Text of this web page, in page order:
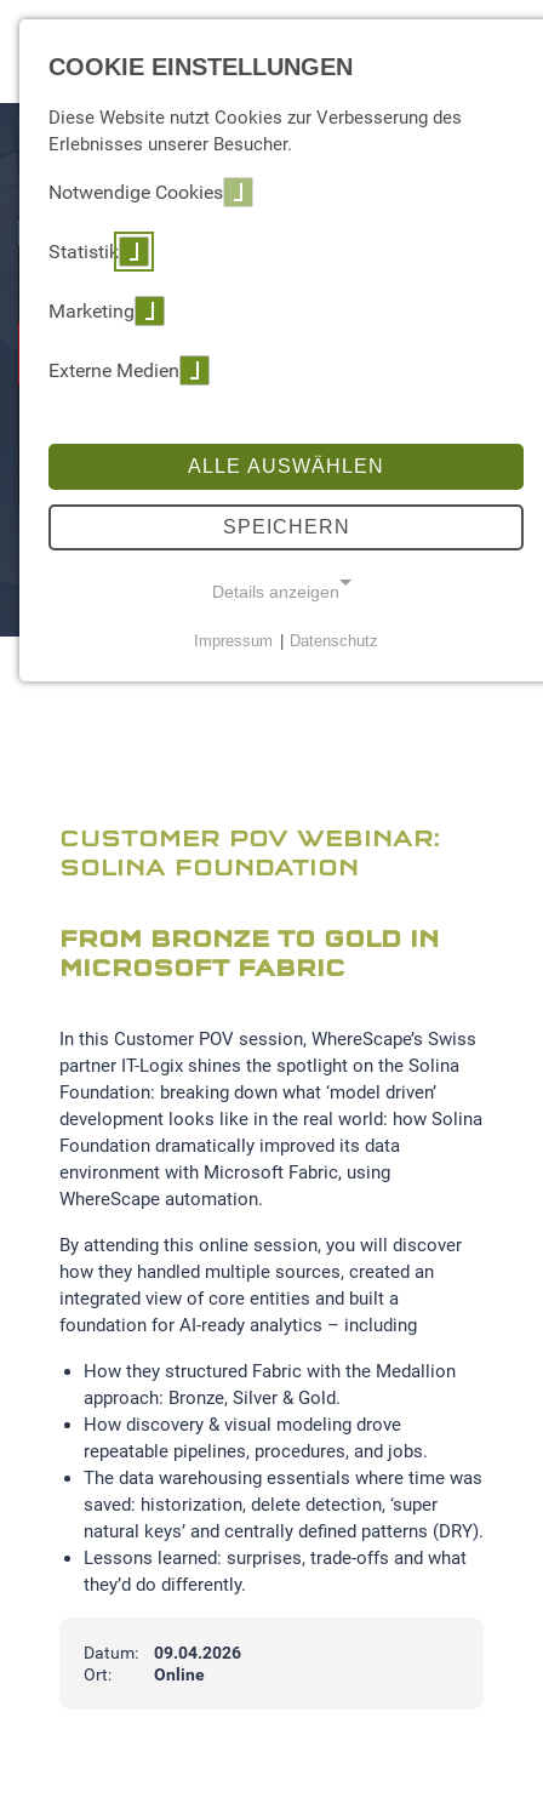
CUSTOMER POV WEBINAR:
SOLINA FOUNDATION
FROM BRONZE TO GOLD IN
MICROSOFT FABRIC
In this Customer POV session, WhereScape’s Swiss
partner IT-Logix shines the spotlight on the Solina
Foundation: breaking down what ‘model driven’
development looks like in the real world: how Solina
Foundation dramatically improved its data
environment with Microsoft Fabric, using
WhereScape automation.
By attending this online session, you will discover
how they handled multiple sources, created an
integrated view of core entities and built a
foundation for AI-ready analytics – including
How they structured Fabric with the Medallion
approach: Bronze, Silver & Gold.
How discovery & visual modeling drove
repeatable pipelines, procedures, and jobs.
The data warehousing essentials where time was
saved: historization, delete detection, ‘super
natural keys’ and centrally defined patterns (DRY).
Lessons learned: surprises, trade-offs and what
they’d do differently.
Datum:
09.04.2026
Ort:
Online
COOKIE EINSTELLUNGEN
Diese Website nutzt Cookies zur Verbesserung des
Erlebnisses unserer Besucher.
Notwendige Cookies
Statistik
Marketing
Externe Medien
ALLE AUSWÄHLEN
SPEICHERN
Details anzeigen
Name:
Zweck:
Einverständnis-Optionen des Benutzers
1 Jahr
STATISTIK
Statistik Cookies erfassen Informationen anonym.
Diese Informationen helfen uns zu verstehen, wie
unsere Besucher unsere Website nutzen.Statistik
Google Analytics
LinkedIn
MSCI Analytics
MARKETING
SalesViewer
Impressum Datenschutz